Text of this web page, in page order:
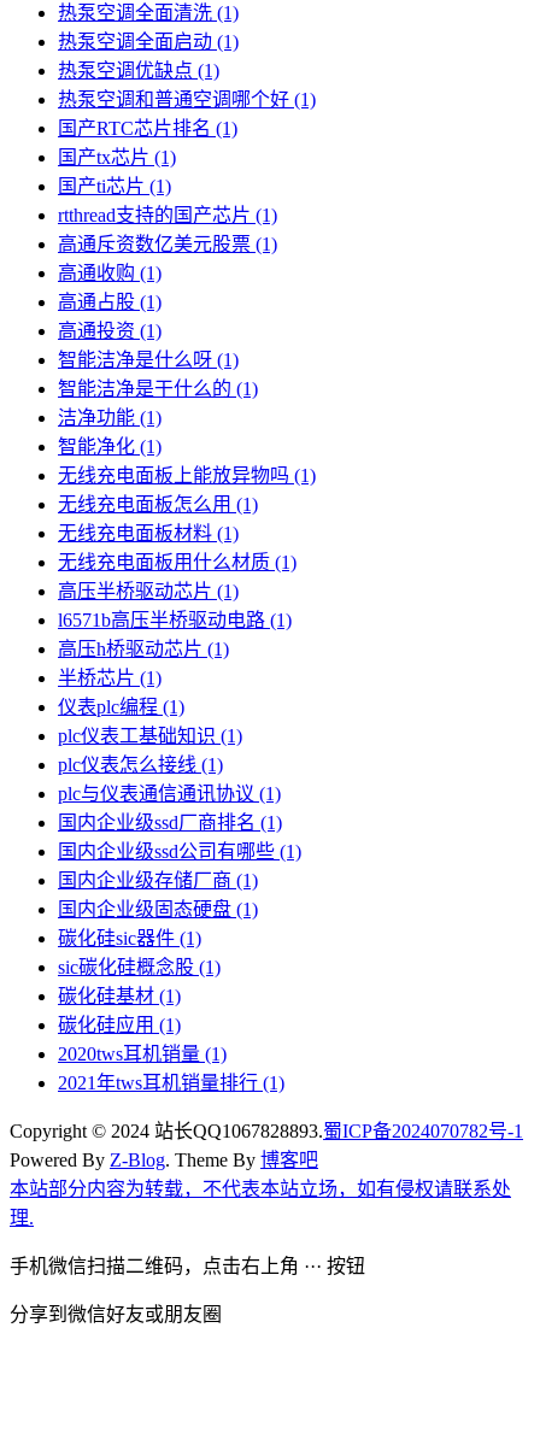
热泵空调全面清洗 (1)
热泵空调全面启动 (1)
热泵空调优缺点 (1)
热泵空调和普通空调哪个好 (1)
国产RTC芯片排名 (1)
国产tx芯片 (1)
国产ti芯片 (1)
rtthread支持的国产芯片 (1)
高通斥资数亿美元股票 (1)
高通收购 (1)
高通占股 (1)
高通投资 (1)
智能洁净是什么呀 (1)
智能洁净是干什么的 (1)
洁净功能 (1)
智能净化 (1)
无线充电面板上能放异物吗 (1)
无线充电面板怎么用 (1)
无线充电面板材料 (1)
无线充电面板用什么材质 (1)
高压半桥驱动芯片 (1)
l6571b高压半桥驱动电路 (1)
高压h桥驱动芯片 (1)
半桥芯片 (1)
仪表plc编程 (1)
plc仪表工基础知识 (1)
plc仪表怎么接线 (1)
plc与仪表通信通讯协议 (1)
国内企业级ssd厂商排名 (1)
国内企业级ssd公司有哪些 (1)
国内企业级存储厂商 (1)
国内企业级固态硬盘 (1)
碳化硅sic器件 (1)
sic碳化硅概念股 (1)
碳化硅基材 (1)
碳化硅应用 (1)
2020tws耳机销量 (1)
2021年tws耳机销量排行 (1)
Copyright © 2024 站长QQ1067828893.蜀ICP备2024070782号-1
Powered By Z-Blog. Theme By 博客吧
本站部分内容为转载，不代表本站立场，如有侵权请联系处
理.
手机微信扫描二维码，点击右上角 ··· 按钮
分享到微信好友或朋友圈